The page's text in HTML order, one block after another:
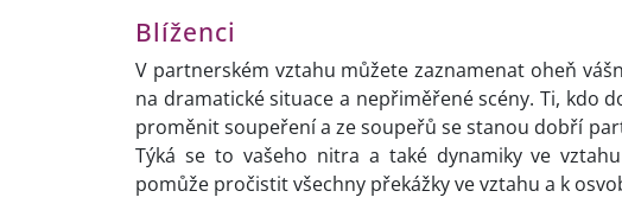
Blíženci
V partnerském vztahu můžete zaznamenat oheň
na dramatické situace a nepřiměřené scény. Ti, kdo
proměnit soupeření a ze soupeřů se stanou dobří
Týká se to vašeho nitra a také dynamiky ve
pomůže pročistit všechny překážky ve vztahu a k